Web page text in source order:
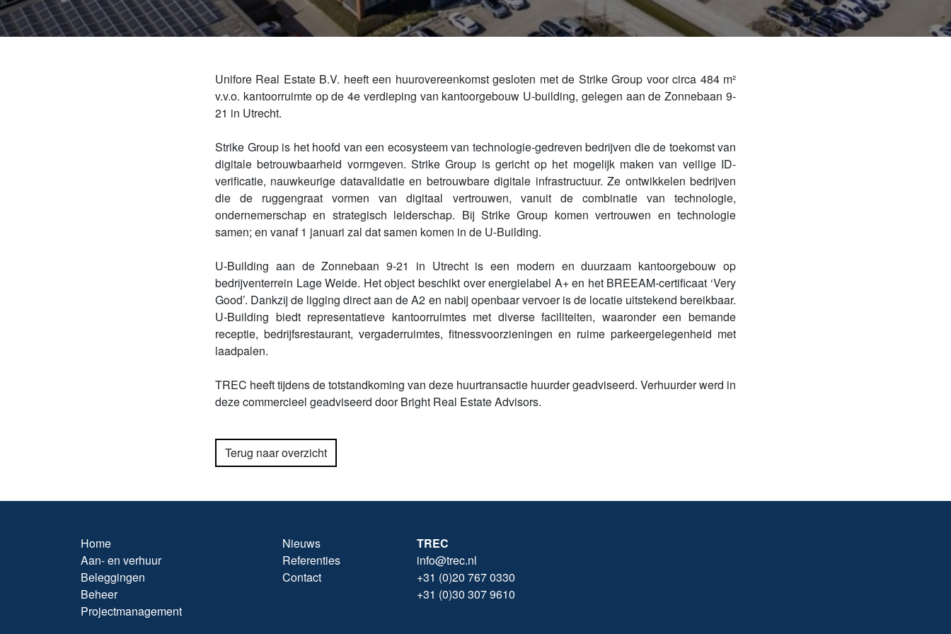
Unifore Real Estate B.V. heeft een huurovereenkomst gesloten met de Strike Group voor circa 484 m²
v.v.o. kantoorruimte op de 4e verdieping van kantoorgebouw U-building, gelegen aan de Zonnebaan 9-
21 in Utrecht.
Strike Group is het hoofd van een ecosysteem van technologie-gedreven bedrijven die de toekomst van
digitale betrouwbaarheid vormgeven. Strike Group is gericht op het mogelijk maken van veilige ID-
verificatie, nauwkeurige datavalidatie en betrouwbare digitale infrastructuur. Ze ontwikkelen bedrijven
die de ruggengraat vormen van digitaal vertrouwen, vanuit de combinatie van technologie,
ondernemerschap en strategisch leiderschap. Bij Strike Group komen vertrouwen en technologie
samen; en vanaf 1 januari zal dat samen komen in de U-Building.
U-Building aan de Zonnebaan 9-21 in Utrecht is een modern en duurzaam kantoorgebouw op
bedrijventerrein Lage Weide. Het object beschikt over energielabel A+ en het BREEAM-certificaat ‘Very
Good’. Dankzij de ligging direct aan de A2 en nabij openbaar vervoer is de locatie uitstekend bereikbaar.
U-Building biedt representatieve kantoorruimtes met diverse faciliteiten, waaronder een bemande
receptie, bedrijfsrestaurant, vergaderruimtes, fitnessvoorzieningen en ruime parkeergelegenheid met
laadpalen.
TREC heeft tijdens de totstandkoming van deze huurtransactie huurder geadviseerd. Verhuurder werd in
deze commercieel geadviseerd door Bright Real Estate Advisors.
Terug naar overzicht
Home
Aan- en verhuur
Beleggingen
Beheer
Projectmanagement
Nieuws
Referenties
Contact
TREC
info@trec.nl
+31 (0)20 767 0330
+31 (0)30 307 9610